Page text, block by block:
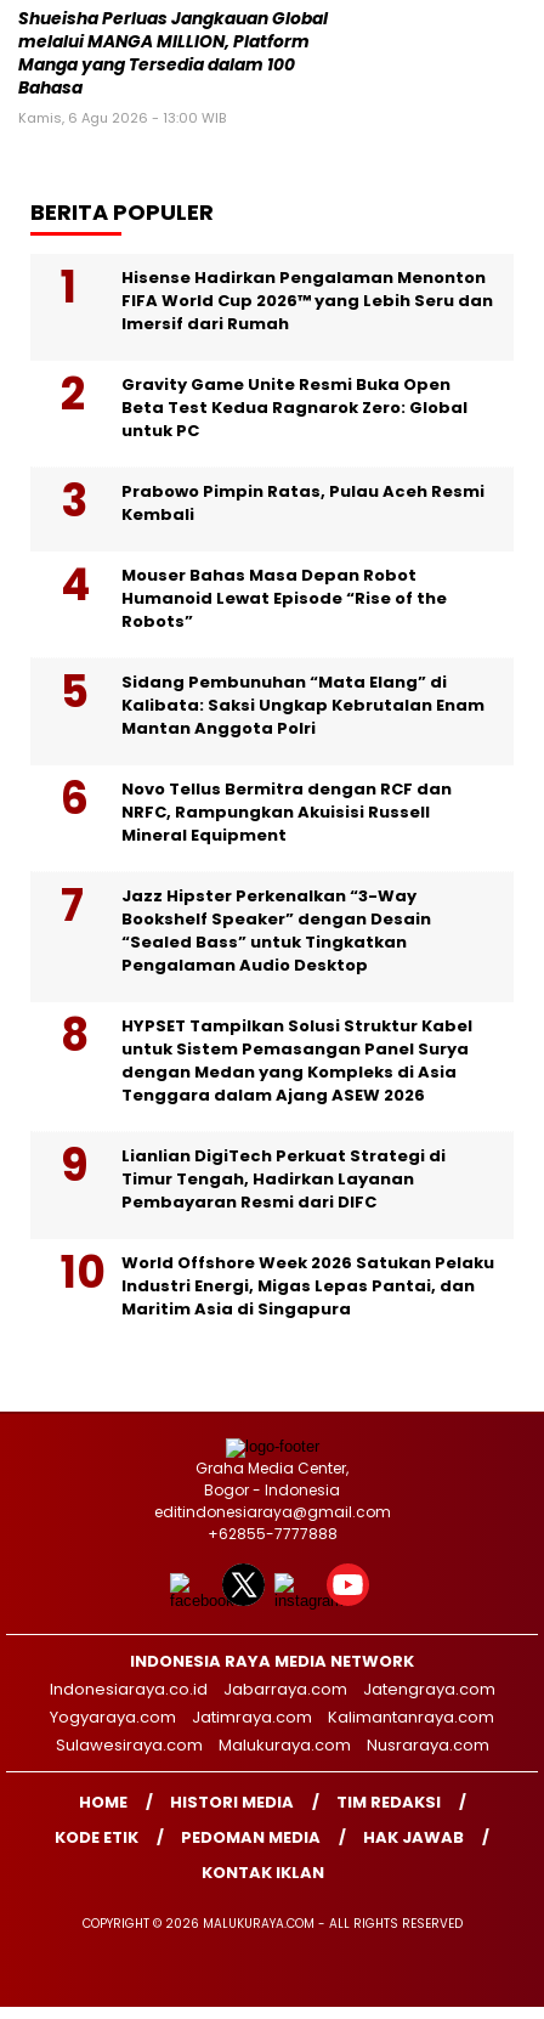
Shueisha Perluas Jangkauan Global
melalui MANGA MILLION, Platform
Manga yang Tersedia dalam 100
Bahasa
Kamis, 6 Agu 2026 - 13:00 WIB
BERITA POPULER
Hisense Hadirkan Pengalaman Menonton
FIFA World Cup 2026™ yang Lebih Seru dan
Imersif dari Rumah
Gravity Game Unite Resmi Buka Open
Beta Test Kedua Ragnarok Zero: Global
untuk PC
Prabowo Pimpin Ratas, Pulau Aceh Resmi
Kembali
Mouser Bahas Masa Depan Robot
Humanoid Lewat Episode “Rise of the
Robots”
Sidang Pembunuhan “Mata Elang” di
Kalibata: Saksi Ungkap Kebrutalan Enam
Mantan Anggota Polri
Novo Tellus Bermitra dengan RCF dan
NRFC, Rampungkan Akuisisi Russell
Mineral Equipment
Jazz Hipster Perkenalkan “3-Way
Bookshelf Speaker” dengan Desain
“Sealed Bass” untuk Tingkatkan
Pengalaman Audio Desktop
HYPSET Tampilkan Solusi Struktur Kabel
untuk Sistem Pemasangan Panel Surya
dengan Medan yang Kompleks di Asia
Tenggara dalam Ajang ASEW 2026
Lianlian DigiTech Perkuat Strategi di
Timur Tengah, Hadirkan Layanan
Pembayaran Resmi dari DIFC
World Offshore Week 2026 Satukan Pelaku
Industri Energi, Migas Lepas Pantai, dan
Maritim Asia di Singapura
Graha Media Center,
Bogor - Indonesia
editindonesiaraya@gmail.com
+62855-7777888
INDONESIA RAYA MEDIA NETWORK
Indonesiaraya.co.id
Jabarraya.com
Jatengraya.com
Yogyaraya.com
Jatimraya.com
Kalimantanraya.com
Sulawesiraya.com
Malukuraya.com Nusraraya.com
HOME HISTORI MEDIA
TIM REDAKSI
KODE ETIK
PEDOMAN MEDIA
HAK JAWAB
KONTAK IKLAN
COPYRIGHT © 2026 MALUKURAYA.COM - ALL RIGHTS RESERVED